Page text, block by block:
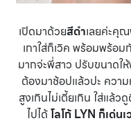
เปิดมาด้วยสีดำเลยค่ะคุ
เกาใส่ก็เวิค พร้อมพร้อม
มากจ่ะพี่สาว ปรับขนาดใ
ต้องมาช้อปแล้วปะ ควา
สูงเกินไม่เตี้ยเกิน ใส่แล้
ไปได้โลโก้ LYN ก็เด่นเ